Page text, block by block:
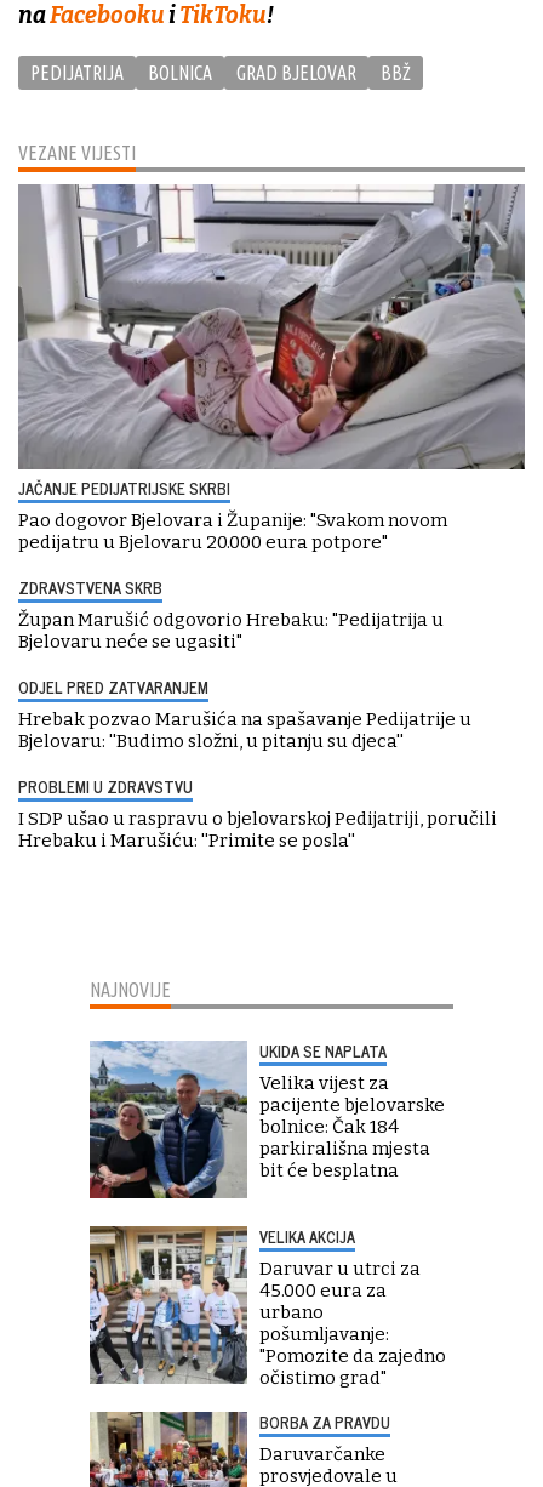
VEZANE VIJESTI
JAČANJE PEDIJATRIJSKE SKRBI
Pao dogovor Bjelovara i Županije: "Svakom novom
pedijatru u Bjelovaru 20.000 eura potpore"
ZDRAVSTVENA SKRB
Župan Marušić odgovorio Hrebaku: "Pedijatrija u
Bjelovaru neće se ugasiti"
ODJEL PRED ZATVARANJEM
Hrebak pozvao Marušića na spašavanje Pedijatrije u
Bjelovaru: ''Budimo složni, u pitanju su djeca''
PROBLEMI U ZDRAVSTVU
I SDP ušao u raspravu o bjelovarskoj Pedijatriji, poručili
Hrebaku i Marušiću: ''Primite se posla''
naFacebookuiTikToku!
PEDIJATRIJA BOLNICA GRAD BJELOVAR BBŽ
NAJNOVIJE
UKIDA SE NAPLATA
Velika vijest za
pacijente bjelovarske
bolnice: Čak 184
parkirališna mjesta
bit će besplatna
VELIKA AKCIJA
Daruvar u utrci za
45.000 eura za
urbano
pošumljavanje:
"Pomozite da zajedno
očistimo grad"
BORBA ZA PRAVDU
Daruvarčanke
prosvjedovale u